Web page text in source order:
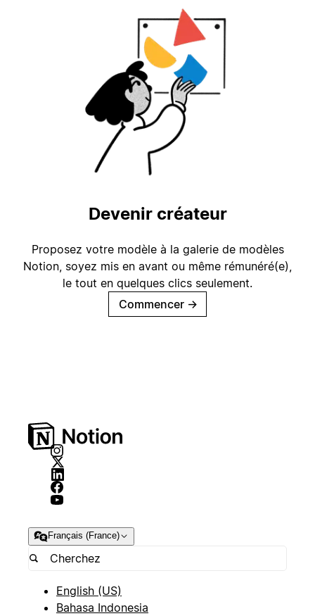
Devenir créateur
Proposez votre modèle à la galerie de modèles
Notion, soyez mis en avant ou même rémunéré(e),
le tout en quelques clics seulement.
Commencer →
Français (France)
English (US)
Bahasa Indonesia